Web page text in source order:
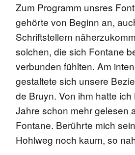
Zum Programm unsres
gehörte von Beginn an,
Schriftstellern
solchen, die sich Fontane
verbunden fühlten. Am
gestaltete sich unsere
de Bruyn. Von ihm hatte
Jahre schon mehr gelesen
Fontane. Berührte mich
Hohlweg noch kaum, so